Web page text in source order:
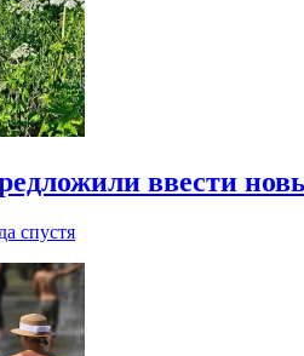
ввести
спустя